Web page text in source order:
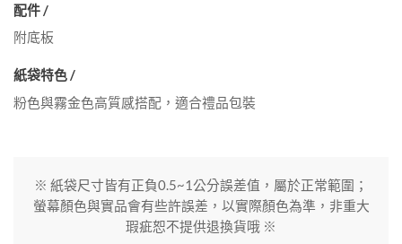
配件 /
附底板
紙袋特色 /
粉色與霧金色高質感搭配，適合禮品包裝
※ 紙袋尺寸皆有正負0.5~1公分誤差值，屬於正常範圍；
螢幕顏色與實品會有些許誤差，以實際顏色為準，非重大
瑕疵恕不提供退換貨哦 ※